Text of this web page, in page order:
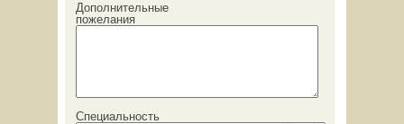
Дополнительные
пожелания
Специальность